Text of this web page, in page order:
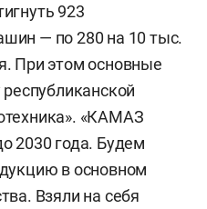
923
— по 280 на 10 тыс.
При этом основные
«КАМАЗ
2030 года. Будем
в основном
Взяли на себя